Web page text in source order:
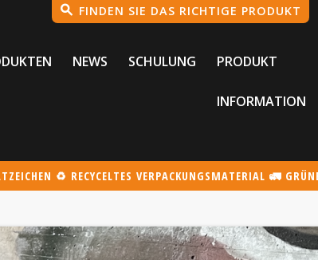
NEWS SCHULUNG PRODUKT
INFORMATION
♻️ RECYCELTES VERPACKUNGSMATERIAL 🚛